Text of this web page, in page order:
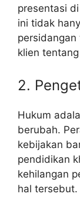
presentasi
ini tidak
klien
2.
Hukum
berubah.
kebijakan
pendidikan
kehilangan
hal tersebut.